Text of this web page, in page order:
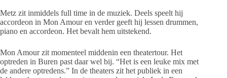
Metz zit inmiddels full time in de muziek. Deels speelt hij
accordeon in Mon Amour en verder geeft hij lessen drummen,
piano en accordeon. Het bevalt hem uitstekend.
Mon Amour zit momenteel middenin een theatertour. Het
optreden in Buren past daar wel bij. “Het is een leuke mix met
de andere optredens.” In de theaters zit het publiek in een